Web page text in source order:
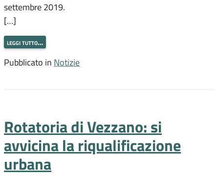
settembre 2019.
[…]
leggi tutto…
Pubblicato in Notizie
Rotatoria di Vezzano: si
avvicina la riqualificazione
urbana